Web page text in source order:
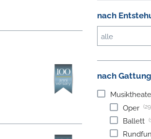
nach
alle
nach Gattung
Oper
Ballett